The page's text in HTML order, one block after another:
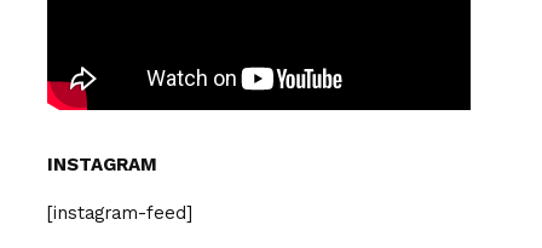
INSTAGRAM
[instagram-feed]